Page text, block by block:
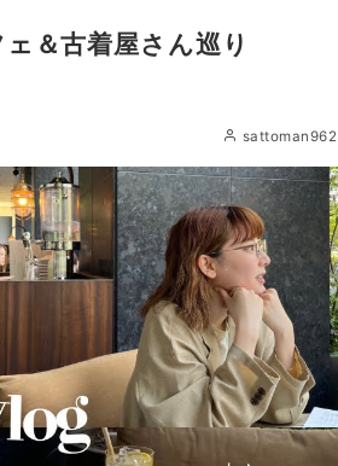
＆古着屋さん巡り
sattoman962